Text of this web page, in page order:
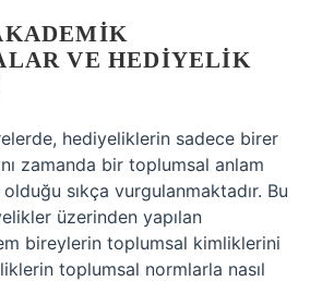
VE HEDIYELIK
hediyeliklerin sadece birer
zamanda bir toplumsal anlam
sıkça vurgulanmaktadır. Bu
üzerinden yapılan
bireylerin toplumsal kimliklerini
toplumsal normlarla nasıl